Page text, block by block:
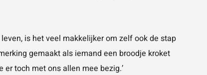
is het veel makkelijker om zelf ook de stap
gemaakt als iemand een broodje kroket
toch met ons allen mee bezig.’